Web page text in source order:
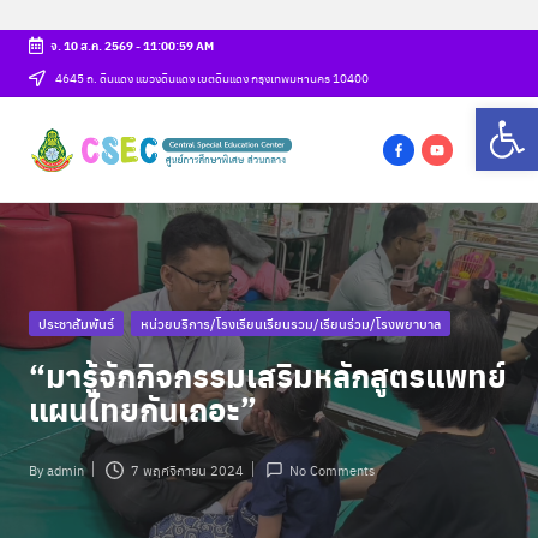
Skip
content
จ. 10 ส.ค. 2569-11:01:00 AM
4645 ถ. ดินแดง แขวงดินแดง เขตดินแดง กรุงเทพมหานคร 10400
ศู
น
ย์
า
ร
ศึ
ก
ษ
csec
a
c
e
b
o
k
o
u
t
u
b
Posted
in
ประชาสัมพันธ์ หน่วยบริการ/โรงเรียนเรียนรวม/เรียนร่วม/โรงพยาบาล
“มารู้จักกิจกรรมเสริมหลักสูตรแพทย์
แผนไทยกันเถอะ”
Posted
Byadmin 7 พฤศจิกายน 2024 No Comments